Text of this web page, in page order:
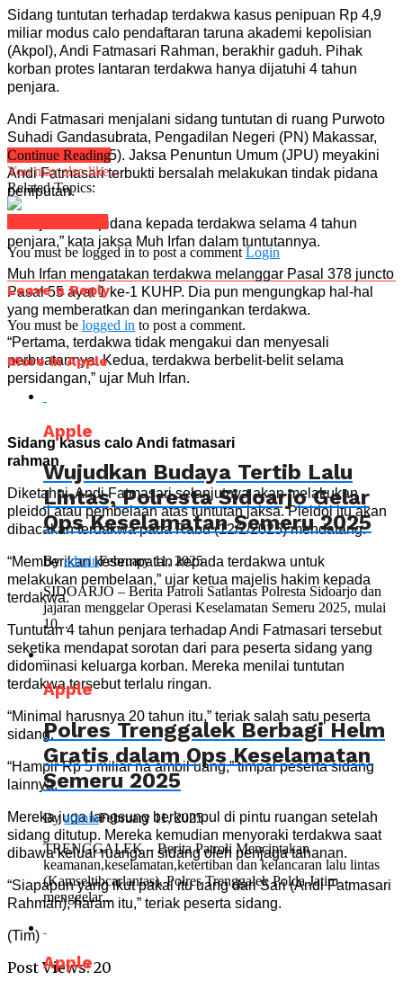
Sidang tuntutan terhadap terdakwa kasus penipuan Rp 4,9
miliar modus calo pendaftaran taruna akademi kepolisian
(Akpol), Andi Fatmasari Rahman, berakhir gaduh. Pihak
korban protes lantaran terdakwa hanya dijatuhi 4 tahun
penjara.
Andi Fatmasari menjalani sidang tuntutan di ruang Purwoto
Suhadi Gandasubrata, Pengadilan Negeri (PN) Makassar,
Senin (10/2/2025). Jaksa Penuntun Umum (JPU) meyakini
Andi Fatmasari terbukti bersalah melakukan tindak pidana
peniputan.
“Menjatuhkan pidana kepada terdakwa selama 4 tahun
penjara,” kata jaksa Muh Irfan dalam tuntutannya.
Muh Irfan mengatakan terdakwa melanggar Pasal 378 juncto
Pasal 55 ayat 1 ke-1 KUHP. Dia pun mengungkap hal-hal
yang memberatkan dan meringankan terdakwa.
“Pertama, terdakwa tidak mengakui dan menyesali
perbuatannya. Kedua, terdakwa berbelit-belit selama
persidangan,” ujar Muh Irfan.
Sidang kasus calo Andi fatmasari
rahman
Diketahui, Andi Fatmasari selanjutnya akan melakukan
pleidoi atau pembelaan atas tuntutan jaksa. Pleidoi itu akan
dibacakan terdakwa pada Rabu (12/2/2025) mendatang.
“Memberikan kesempatan kepada terdakwa untuk
melakukan pembelaan,” ujar ketua majelis hakim kepada
terdakwa.
Tuntutan 4 tahun penjara terhadap Andi Fatmasari tersebut
seketika mendapat sorotan dari para peserta sidang yang
didominasi keluarga korban. Mereka menilai tuntutan
terdakwa tersebut terlalu ringan.
“Minimal harusnya 20 tahun itu,” teriak salah satu peserta
sidang.
“Hampir Rp 5 miliar na ambil uang,” timpal peserta sidang
lainnya.
Mereka juga langsung berkumpul di pintu ruangan setelah
sidang ditutup. Mereka kemudian menyoraki terdakwa saat
dibawa keluar ruangan sidang oleh penjaga tahanan.
“Siapapun yang ikut pakai itu uang dari Sari (Andi Fatmasari
Rahman), haram itu,” teriak peserta sidang.
(Tim)
Post Views: 20
Continue Reading
You may also like...
Related Topics:
You must be logged in to post a comment Login
Leave a Reply
You must be logged in to post a comment.
More in Apple
Apple
Wujudkan Budaya Tertib Lalu
Lintas, Polresta Sidoarjo Gelar
Ops Keselamatan Semeru 2025
ByadminFebruary 11, 2025
SIDOARJO – Berita Patroli Satlantas Polresta Sidoarjo dan
jajaran menggelar Operasi Keselamatan Semeru 2025, mulai
10...
Apple
Polres Trenggalek Berbagi Helm
Gratis dalam Ops Keselamatan
Semeru 2025
ByadminFebruary 11, 2025
TRENGGALEK – Berita Patroli Menciptakan
keamanan,keselamatan,ketertiban dan kelancaran lalu lintas
(Kamseltibcarlantas), Polres Trenggalek Polda Jatim
menggelar...
Apple